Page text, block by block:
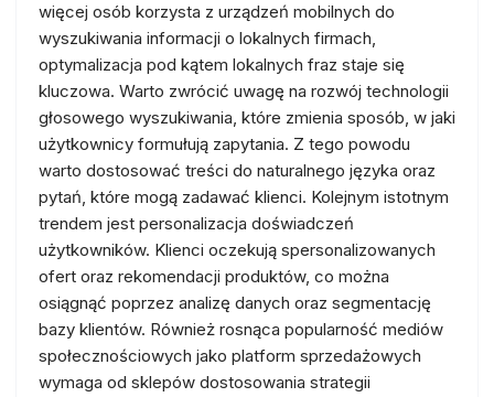
więcej osób korzysta z urządzeń mobilnych do
wyszukiwania informacji o lokalnych firmach,
optymalizacja pod kątem lokalnych fraz staje się
kluczowa. Warto zwrócić uwagę na rozwój technologii
głosowego wyszukiwania, które zmienia sposób, w jaki
użytkownicy formułują zapytania. Z tego powodu
warto dostosować treści do naturalnego języka oraz
pytań, które mogą zadawać klienci. Kolejnym istotnym
trendem jest personalizacja doświadczeń
użytkowników. Klienci oczekują spersonalizowanych
ofert oraz rekomendacji produktów, co można
osiągnąć poprzez analizę danych oraz segmentację
bazy klientów. Również rosnąca popularność mediów
społecznościowych jako platform sprzedażowych
wymaga od sklepów dostosowania strategii